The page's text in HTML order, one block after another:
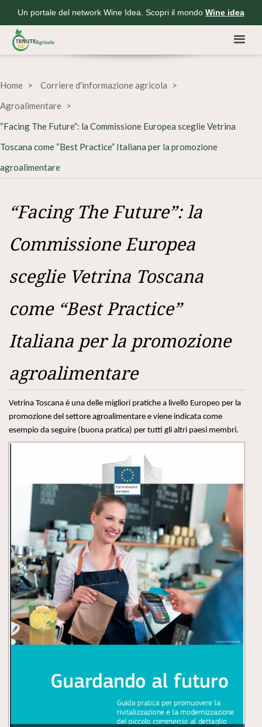
Un portale del network Wine Idea. Scopri il mondo Wine idea
Home
Corriere d'informazione agricola
Agroalimentare
“Facing The Future”: la Commissione Europea sceglie Vetrina
Toscana come “Best Practice” Italiana per la promozione
agroalimentare
“Facing The Future”: la
Commissione Europea
sceglie Vetrina Toscana
come “Best Practice”
Italiana per la promozione
agroalimentare
Vetrina Toscana è una delle migliori pratiche a livello Europeo per la
promozione del settore agroalimentare e viene indicata come
esempio da seguire (buona pratica) per tutti gli altri paesi membri.